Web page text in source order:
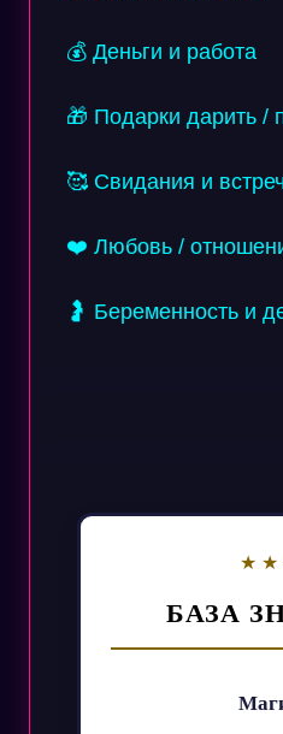
💰 Деньги и работа
🎁 Подарки дарить /
🥰 Свидания и
❤️ Любовь /
🤰 Беременность и
БАЗА